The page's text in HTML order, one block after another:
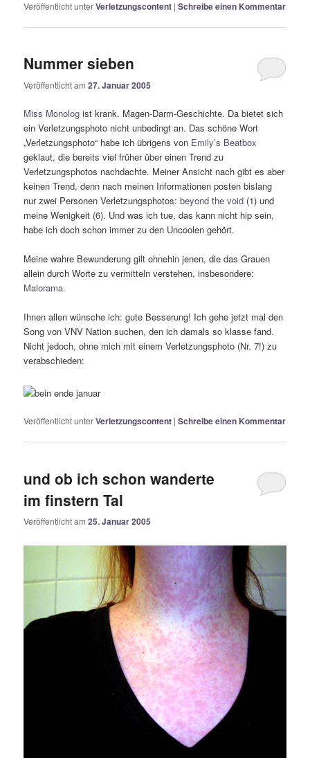
Veröffentlicht unterVerletzungscontent |Schreibe einen Kommentar
Nummer sieben
Veröffentlicht am27. Januar 2005
Miss Monolog ist krank. Magen-Darm-Geschichte. Da bietet sich
ein Verletzungsphoto nicht unbedingt an. Das schöne Wort
„Verletzungsphoto“ habe ich übrigens von Emily’s Beatbox
geklaut, die bereits viel früher über einen Trend zu
Verletzungsphotos nachdachte. Meiner Ansicht nach gibt es aber
keinen Trend, denn nach meinen Informationen posten bislang
nur zwei Personen Verletzungsphotos:beyond the void (1) und
meine Wenigkeit (6). Und was ich tue, das kann nicht hip sein,
habe ich doch schon immer zu den Uncoolen gehört.
Meine wahre Bewunderung gilt ohnehin jenen, die das Grauen
allein durch Worte zu vermitteln verstehen, insbesondere:
Malorama.
Ihnen allen wünsche ich: gute Besserung! Ich gehe jetzt mal den
Song von VNV Nation suchen, den ich damals so klasse fand.
Nicht jedoch, ohne mich mit einem Verletzungsphoto (Nr. 7!) zu
verabschieden:
Veröffentlicht unterVerletzungscontent |Schreibe einen Kommentar
und ob ich schon wanderte
im finstern Tal
Veröffentlicht am25. Januar 2005